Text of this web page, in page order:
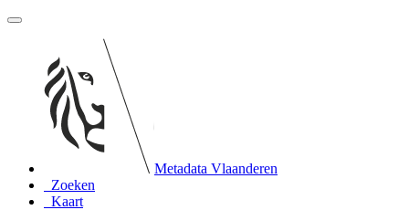
Metadata Vlaanderen
Zoeken
Kaart